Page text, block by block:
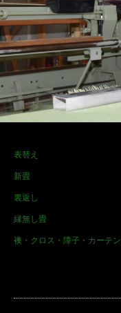
表替え
新畳
裏返し
縁無し畳
襖・クロス・障子・カーテン